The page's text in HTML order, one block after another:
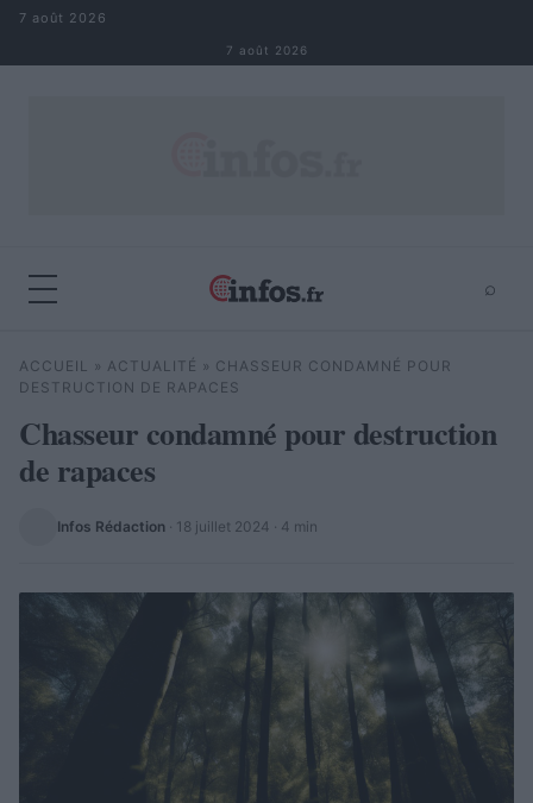
Aller au contenu
7 août 2026
7 août 2026
⌕
Rechercher ⌕
ACCUEIL » ACTUALITÉ » CHASSEUR CONDAMNÉ POUR
DESTRUCTION DE RAPACES
Chasseur condamné pour destruction
de rapaces
Infos Rédaction · 18 juillet 2024 · 4 min